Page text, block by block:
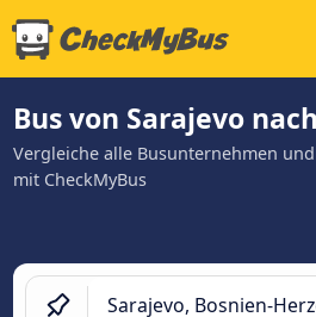
Bus von Sarajevo
Vergleiche alle Busunternehmen
mit CheckMyBus